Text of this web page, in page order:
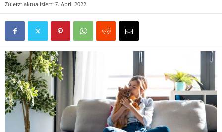
e
Zuletzt aktualisiert: 7. April 2022